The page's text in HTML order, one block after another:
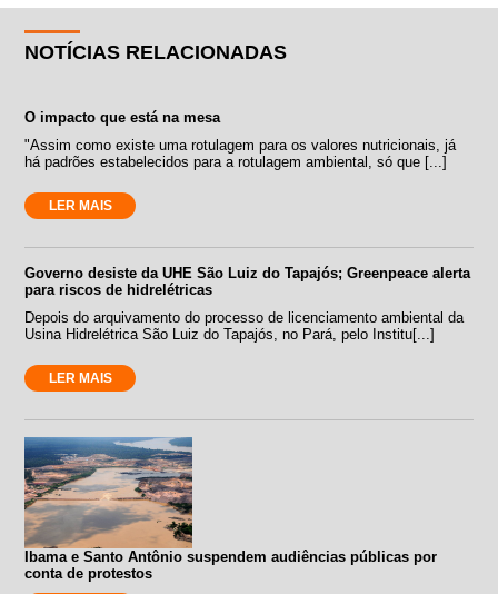
NOTÍCIAS RELACIONADAS
O impacto que está na mesa
"Assim como existe uma rotulagem para os valores nutricionais, já
há padrões estabelecidos para a rotulagem ambiental, só que [...]
LER MAIS
Governo desiste da UHE São Luiz do Tapajós; Greenpeace alerta
para riscos de hidrelétricas
Depois do arquivamento do processo de licenciamento ambiental da
Usina Hidrelétrica São Luiz do Tapajós, no Pará, pelo Institu[...]
LER MAIS
Ibama e Santo Antônio suspendem audiências públicas por
conta de protestos